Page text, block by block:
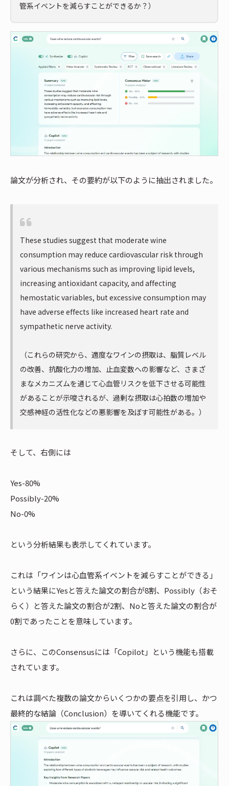
管系イベントを減らすことができるか？）
論文が分析され、その要約が以下のように抽出されました。
These studies suggest that moderate wine
consumption may reduce cardiovascular risk through
various mechanisms such as improving lipid levels,
increasing antioxidant capacity, and affecting
hemostatic variables, but excessive consumption may
have adverse effects like increased heart rate and
sympathetic nerve activity.
（これらの研究から、適度なワインの摂取は、脂質レベル
の改善、抗酸化力の増加、止血変数への影響など、さまざ
まなメカニズムを通じて心血管リスクを低下させる可能性
があることが示唆されるが、過剰な摂取は心拍数の増加や
交感神経の活性化などの悪影響を及ぼす可能性がある。）
そして、右側には
Yes-80%
Possibly-20%
No-0%
という分析結果も表示してくれています。
これは「ワインは心血管系イベントを減らすことができる」
という結果にYesと答えた論文の割合が8割、Possibly（おそ
らく）と答えた論文の割合が2割、Noと答えた論文の割合が
0割であったことを意味しています。
さらに、このConsensusには「Copilot」という機能も搭載
されています。
これは調べた複数の論文からいくつかの要点を引用し、かつ
最終的な結論（Conclusion）を導いてくれる機能です。